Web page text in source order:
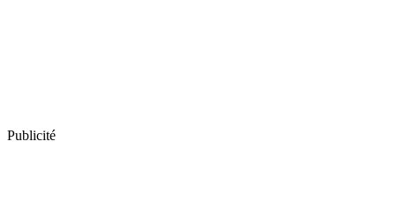
Publicité